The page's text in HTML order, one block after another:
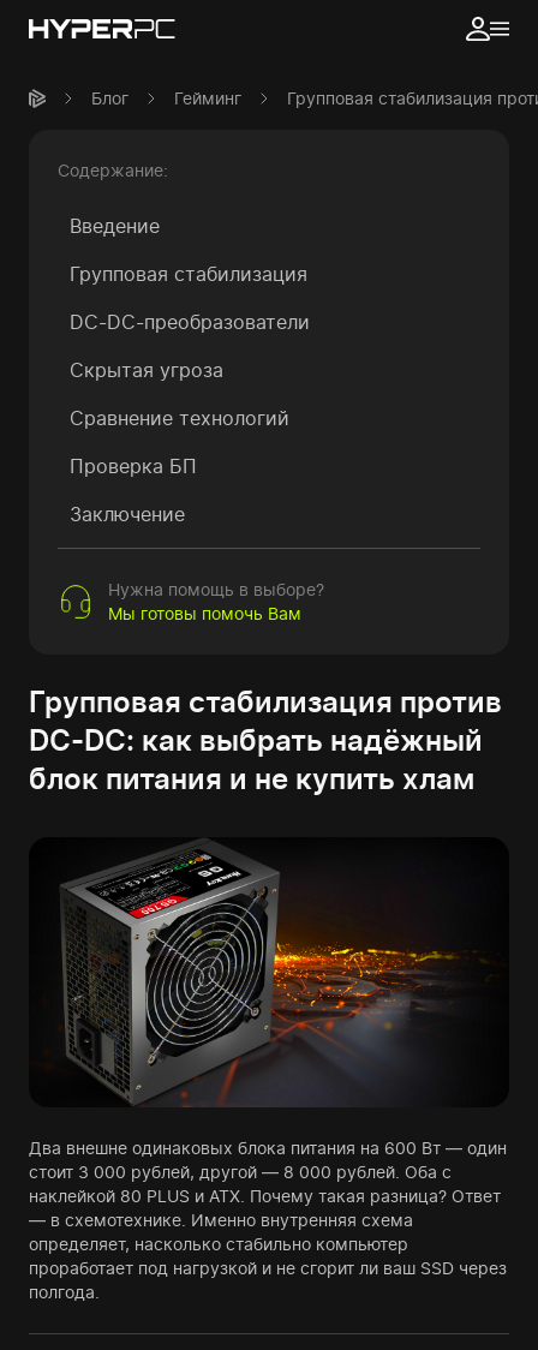
Блог Гейминг Групповая стабилизация
Содержание:
Введение
Групповая стабилизация
DC-DC-преобразователи
Скрытая угроза
Сравнение технологий
Проверка БП
Заключение
Нужна помощь в выборе?
Мы готовы помочь Вам
Групповая стабилизация против
DC-DC: как выбрать надёжный
блок питания и не купить хлам
Два внешне одинаковых блока питания на 600 Вт — один
стоит 3 000 рублей, другой — 8 000 рублей. Оба с
наклейкой 80 PLUS и ATX. Почему такая разница? Ответ
— в схемотехнике. Именно внутренняя схема
определяет, насколько стабильно компьютер
проработает под нагрузкой и не сгорит ли ваш SSD через
полгода.